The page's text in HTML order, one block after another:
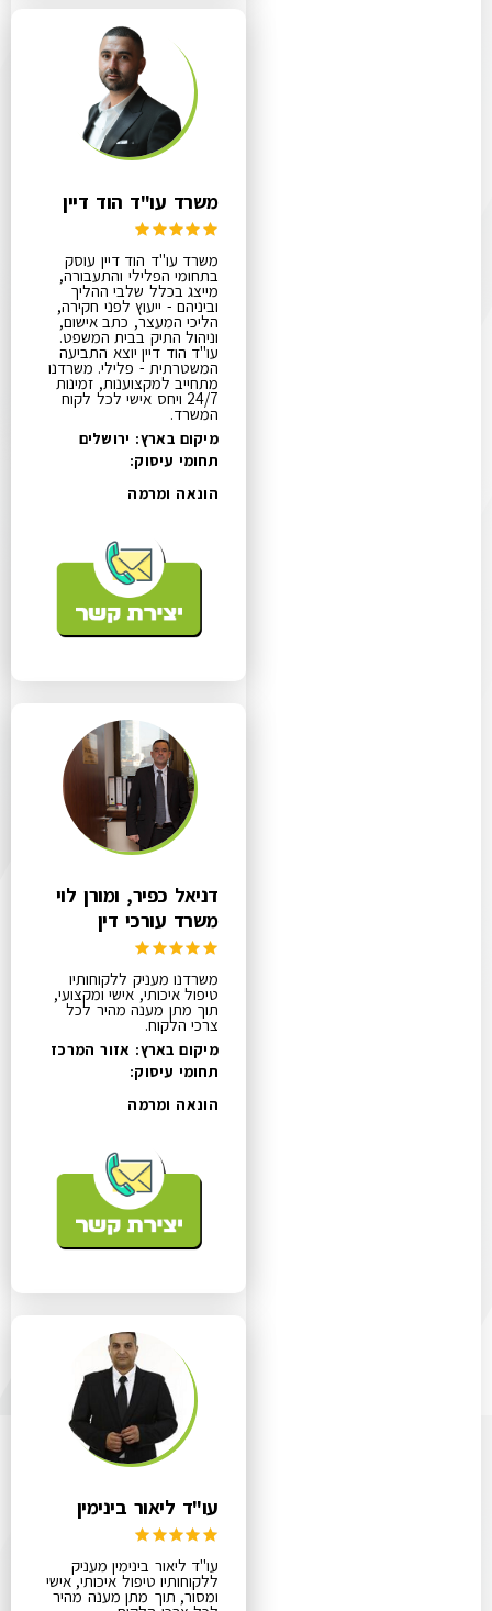
משרד עו"ד הוד דיין
משרד עו"ד הוד דיין עוסק
בתחומי הפלילי והתעבורה,
מייצג בכלל שלבי ההליך
וביניהם - ייעוץ לפני חקירה,
הליכי המעצר, כתב אישום,
וניהול התיק בבית המשפט.
עו"ד הוד דיין יוצא התביעה
המשטרתית - פלילי. משרדנו
מתחייב למקצוענות, זמינות
24/7 ויחס אישי לכל לקוח
המשרד.
מיקום בארץ: ירושלים
תחומי עיסוק:
הונאה ומרמה
דניאל כפיר, ומורן לוי
משרד עורכי דין
משרדנו מעניק ללקוחותיו
טיפול איכותי, אישי ומקצועי,
תוך מתן מענה מהיר לכל
צרכי הלקוח.
מיקום בארץ: אזור המרכז
תחומי עיסוק:
הונאה ומרמה
עו"ד ליאור בינימין
עו"ד ליאור בינימין מעניק
ללקוחותיו טיפול איכותי, אישי
ומסור, תוך מתן מענה מהיר